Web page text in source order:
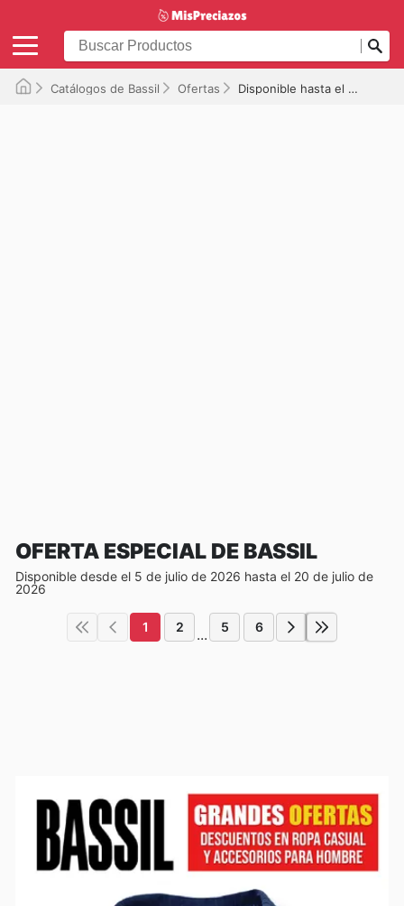
Catálogos de Bassil Ofertas Disponible hasta el 20/07/2026
OFERTA ESPECIAL DE BASSIL
Disponible desde el 5 de julio de 2026 hasta el 20 de julio de
2026
1 2 ... 5 6